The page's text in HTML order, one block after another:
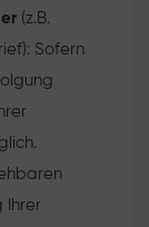
(z.B.
Sofern
Ihrer